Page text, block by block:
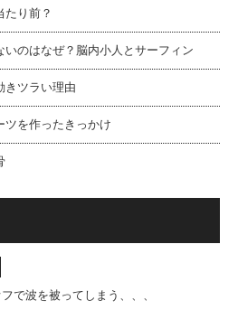
たり前？
のはなぜ？脳内小人とサーフィン
きツラい理由
ツを作ったきっかけ
で波を被ってしまう、、、